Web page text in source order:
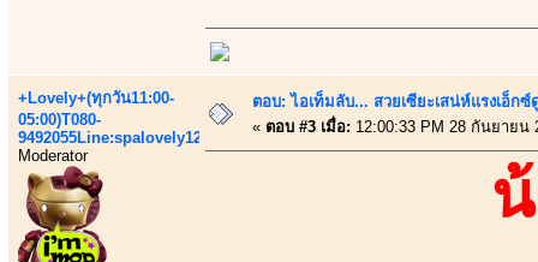
+Lovely+(ทุกวัน11:00-
05:00)T080-
9492055Line:spalovely123
Moderator
ตอบ: ไอเท็มลับ... สวยเซียะเสน่ห์แรงเอ็ก
« ตอบ #3 เมื่อ: 12:00:33 PM 28 กันยายน